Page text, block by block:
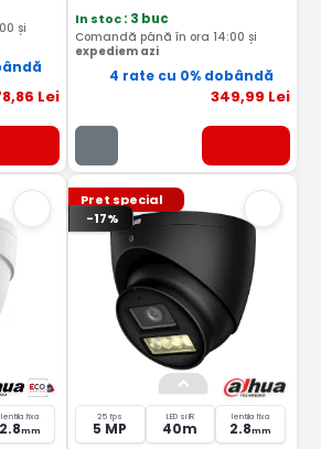
și
,86 Lei
In stoc: 3 buc
Comandă până în ora 14:00 și
expediem azi
4 rate cu 0% dobândă
349,99 Lei
lentila fixa
2.8mm
Pret special
-17%
25 fps
5 MP
LED si IR
40m
lentila fixa
2.8mm